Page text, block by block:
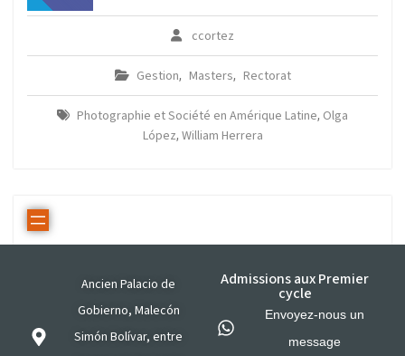
ccortez
Gestion, Masters, Rectorat
Photographie et Société en Amérique Latine, Olga
López, William Herrera
Ancien Palacio de
Gobierno, Malecón
Simón Bolívar, entre
Admissions aux Premier
cycle
Envoyez-nous un
message